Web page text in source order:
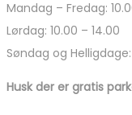
Mandag – Fredag:
Lørdag: 10.00 – 14.00
Søndag og
Husk der er gratis